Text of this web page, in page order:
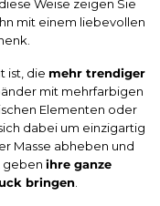
Weise zeigen Sie
mit einem liebevollen
ist, die mehr trendiger
mit mehrfarbigen
Elementen oder
dabei um einzigartig
Masse abheben und
geben ihre ganze
bringen.